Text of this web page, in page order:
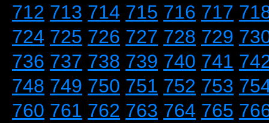
712 713 714 715 716 717
724 725 726 727 728 729
736 737 738 739 740 741
748 749 750 751 752 753
760 761 762 763 764 765